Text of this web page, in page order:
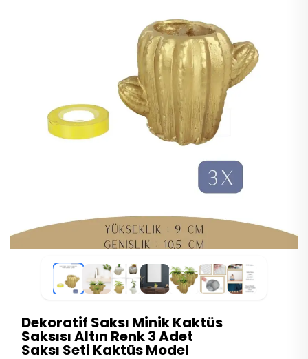
Dekoratif Saksı Minik Kaktüs
Saksısı Altın Renk 3 Adet
Saksı Seti Kaktüs Model